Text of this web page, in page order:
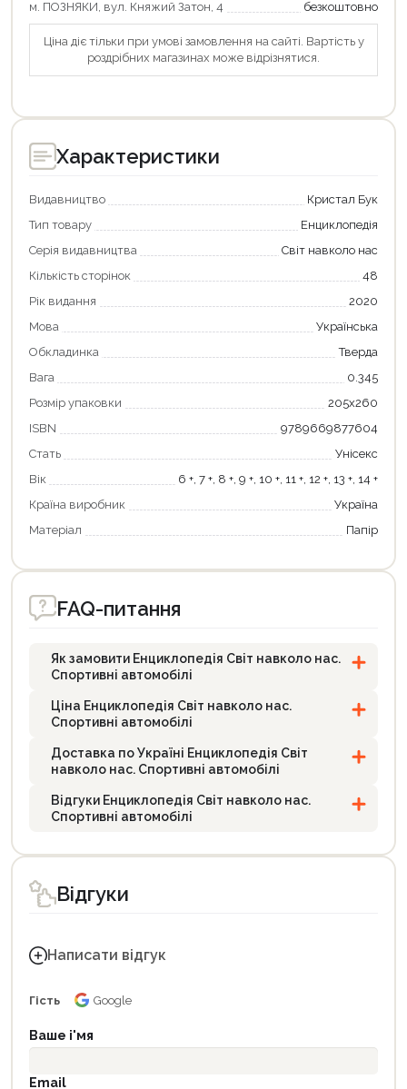
м. ПОЗНЯКИ, вул. Княжий Затон, 4 безкоштовно
Ціна діє тільки при умові замовлення на сайті. Вартість у
роздрібних магазинах може відрізнятися.
Характеристики
Видавництво
Кристал Бук
Тип товару
Енциклопедія
Серія видавництва
Світ навколо нас
Кількість сторінок
48
Рік видання
2020
Мова
Українська
Обкладинка
Тверда
Вага
0.345
Розмір упаковки
205х260
ISBN
9789669877604
Стать
Унісекс
Вік
6 +, 7 +, 8 +, 9 +, 10 +, 11 +, 12 +, 13 +, 14 +
Країна виробник
Україна
Матеріал
Папір
FAQ-питання
Як замовити Енциклопедія Світ навколо нас.
Спортивні автомобілі
Ціна Енциклопедія Світ навколо нас.
Спортивні автомобілі
Доставка по Україні Енциклопедія Світ
навколо нас. Спортивні автомобілі
Відгуки Енциклопедія Світ навколо нас.
Спортивні автомобілі
Відгуки
Написати відгук
Гість Google
Ваше і'мя
Email
Продовжити покупки
Оформити замовлення